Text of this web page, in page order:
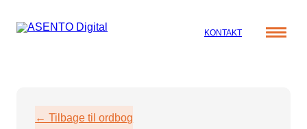
KONTAKT
ORGANIC SEARCH
Viden
← Tilbage til ordbog